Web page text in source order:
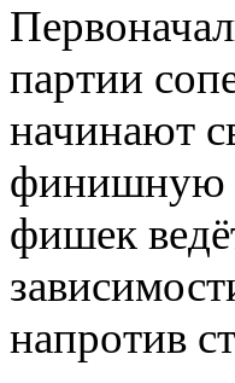
партии
начинают
финишную
фишек
напротив